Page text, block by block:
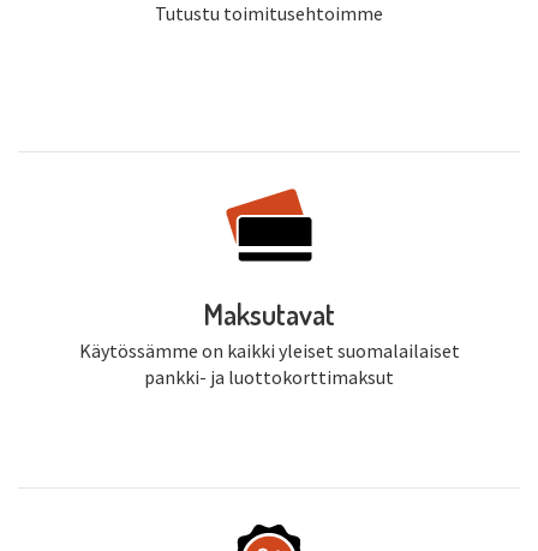
Tutustu toimitusehtoimme
Maksutavat
Käytössämme on kaikki yleiset suomalailaiset
pankki- ja luottokorttimaksut